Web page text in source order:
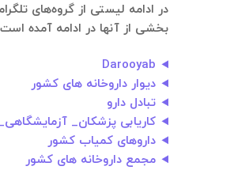
بخشی از آنها در ادامه آمده
Darooyab
دیوار داروخانه های کشور
تبادل دارو
کاریابی پزشکان_
داروهای کمیاب کشور
مجمع داروخانه های کشور